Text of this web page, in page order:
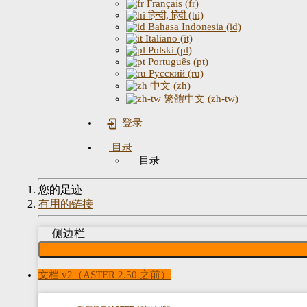
Français (fr)
हिन्दी, हिंदी (hi)
Bahasa Indonesia (id)
Italiano (it)
Polski (pl)
Português (pt)
Русский (ru)
中文 (zh)
繁體中文 (zh-tw)
登录
目录
目录
您的足迹
有用的链接
侧边栏
文档 v2（ASTER 2.50 之前）